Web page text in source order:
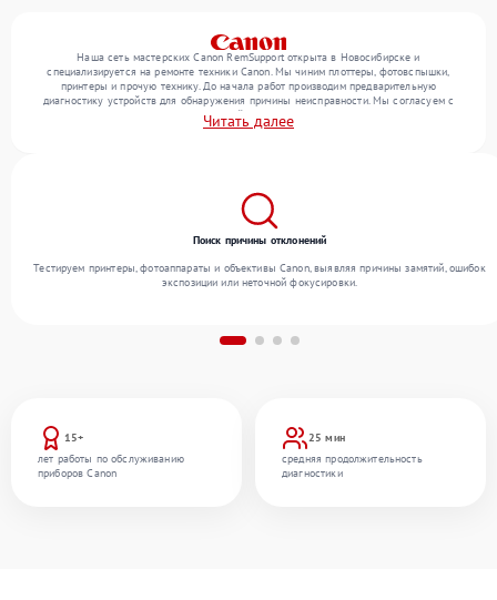
Наша сеть мастерских Canon RemSupport открыта в Новосибирске и
специализируется на ремонте техники Canon. Мы чиним плоттеры, фотовспышки,
принтеры и прочую технику. До начала работ производим предварительную
диагностику устройств для обнаружения причины неисправности. Мы согласуем с
клиентом состав необходимых операций и их стоимость, затем реализуем ремонт с
заменой деталей по необходимости. После работ проверяем качество оказанных
Читать далее
15+
лет работы по обслуживанию
приборов Canon
25 мин
средняя продолжительность
диагностики
Поиск причины отклонений
Тестируем принтеры, фотоаппараты и объективы Canon, выявляя причины замятий, ошибок
экспозиции или неточной фокусировки.